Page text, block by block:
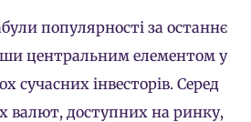
популярності за останнє
центральним елементом у
сучасних інвесторів. Серед
валют, доступних на ринку,